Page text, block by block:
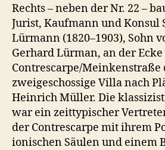
Rechts – neben der Nr. 22 –
Jurist, Kaufmann und Konsul
Lürmann (1820–1903), Sohn
Gerhard Lürman, an der Ecke
Contrescarpe/Meinkenstraße
zweigeschossige Villa nach
Heinrich Müller. Die
war ein zeittypischer
der Contrescarpe mit ihrem
ionischen Säulen und einem